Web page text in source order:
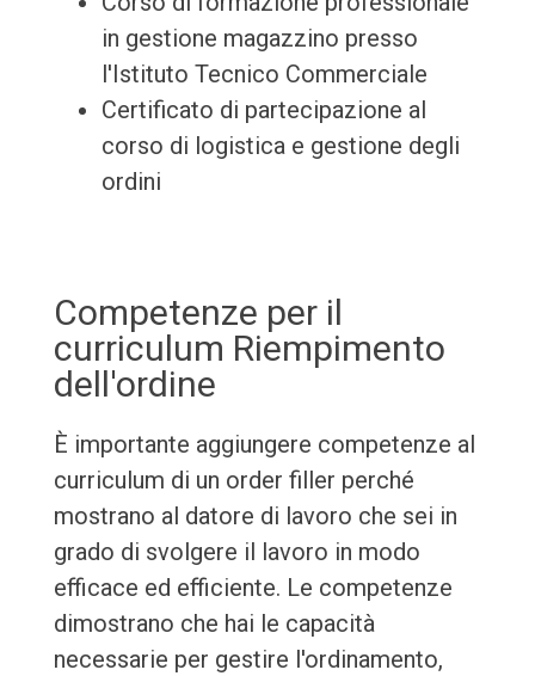
in gestione magazzino presso
l'Istituto Tecnico Commerciale
Certificato di partecipazione al
corso di logistica e gestione degli
ordini
Competenze per il
curriculum Riempimento
dell'ordine
È importante aggiungere competenze al
curriculum di un order filler perché
mostrano al datore di lavoro che sei in
grado di svolgere il lavoro in modo
efficace ed efficiente. Le competenze
dimostrano che hai le capacità
necessarie per gestire l'ordinamento,